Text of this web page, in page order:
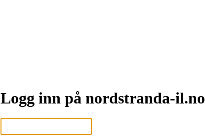
Logg inn på nordstranda-il.no